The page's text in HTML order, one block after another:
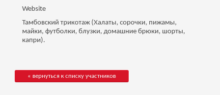
Website
Тамбовский трикотаж (Халаты, сорочки, пижамы,
майки, футболки, блузки, домашние брюки, шорты,
капри).
« вернуться к списку участников